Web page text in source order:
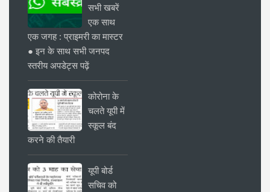
सभी खबरें
एक साथ
एक जगह : प्राइमरी का मास्टर
● इन के साथ सभी जनपद
स्तरीय अपडेट्स पढ़ें
कोरोना के
चलते यूपी में
स्कूल बंद
करने की तैयारी
यूपी बोर्ड
सचिव को